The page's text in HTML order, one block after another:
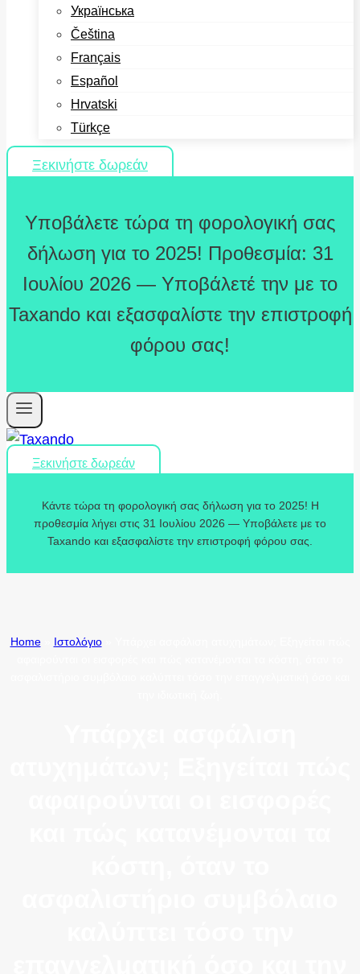
Українська
Čeština
Français
Español
Hrvatski
Türkçe
Ξεκινήστε δωρεάν
Υποβάλετε τώρα τη φορολογική σας
δήλωση για το 2025! Προθεσμία: 31
Ιουλίου 2026 — Υποβάλετέ την με το
Taxando και εξασφαλίστε την επιστροφή
φόρου σας!
Ξεκινήστε δωρεάν
Κάντε τώρα τη φορολογική σας δήλωση για το 2025! Η
προθεσμία λήγει στις 31 Ιουλίου 2026 — Υποβάλετε με το
Taxando και εξασφαλίστε την επιστροφή φόρου σας.
Home» Ιστολόγιο»